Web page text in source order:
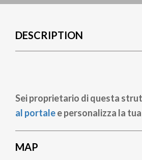
DESCRIPTION
Sei proprietario di questa
al portalee personalizza la
MAP